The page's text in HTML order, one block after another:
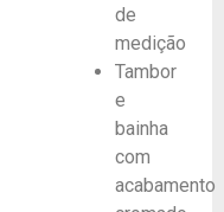
de
medição
Tambor
e
bainha
com
acabamento